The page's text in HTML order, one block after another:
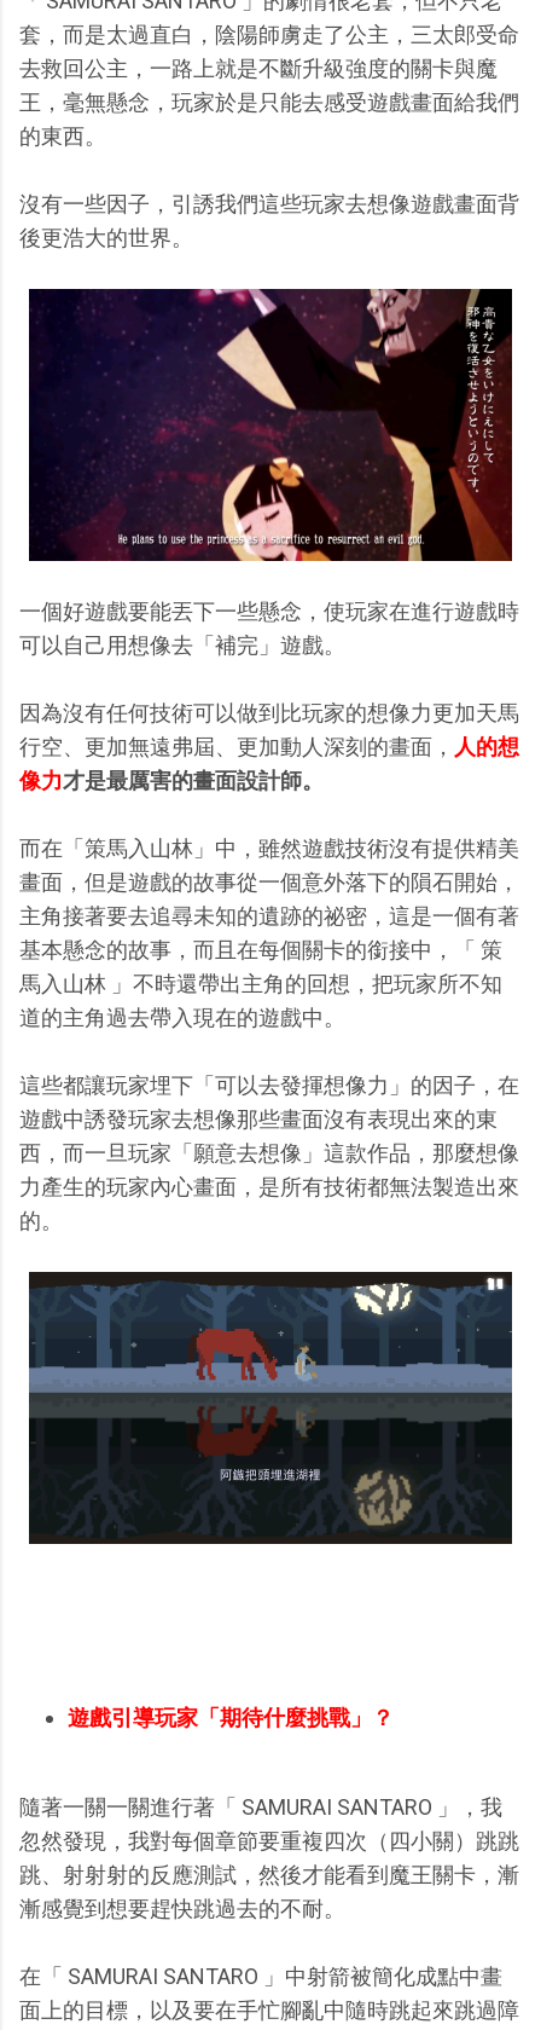
套，而是太過直白，陰陽師虜走了公主，三太郎受命
去救回公主，一路上就是不斷升級強度的關卡與魔
王，毫無懸念，玩家於是只能去感受遊戲畫面給我們
的東西。
沒有一些因子，引誘我們這些玩家去想像遊戲畫面背
後更浩大的世界。
一個好遊戲要能丟下一些懸念，使玩家在進行遊戲時
可以自己用想像去「補完」遊戲。
因為沒有任何技術可以做到比玩家的想像力更加天馬
行空、更加無遠弗屆、更加動人深刻的畫面， 人的想
像力才是最厲害的畫面設計師。
而在「策馬入山林」中，雖然遊戲技術沒有提供精美
畫面，但是遊戲的故事從一個意外落下的隕石開始，
主角接著要去追尋未知的遺跡的祕密，這是一個有著
基本懸念的故事，而且在每個關卡的銜接中，「 策
馬入山林 」不時還帶出主角的回想，把玩家所不知
道的主角過去帶入現在的遊戲中。
這些都讓玩家埋下「可以去發揮想像力」的因子，在
遊戲中誘發玩家去想像那些畫面沒有表現出來的東
西，而一旦玩家「願意去想像」這款作品，那麼想像
力產生的玩家內心畫面，是所有技術都無法製造出來
的。
遊戲引導玩家「期待什麼挑戰」？
隨著一關一關進行著「 SAMURAI SANTARO 」，我
忽然發現，我對每個章節要重複四次（四小關）跳跳
跳、射射射的反應測試，然後才能看到魔王關卡，漸
漸感覺到想要趕快跳過去的不耐。
在「 SAMURAI SANTARO 」中射箭被簡化成點中畫
面上的目標，以及要在手忙腳亂中隨時跳起來跳過障